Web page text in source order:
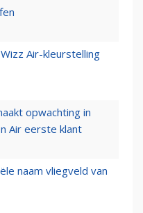
Air-kleurstelling
opwachting in
Air eerste klant
naam vliegveld van